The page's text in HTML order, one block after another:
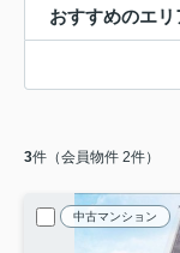
おすすめのエリ
3件（会員物件 2件）
中古マンション